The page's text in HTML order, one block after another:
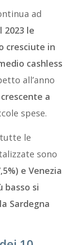
ad
2023 le
cresciute in
cashless
all’anno
a
spese.
le
sono
e Venezia
basso si
Sardegna